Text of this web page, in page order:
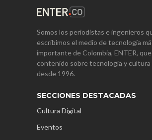
Somos los periodistas e ingenieros
escribimos el medio de tecnología
importante de Colombia, ENTER,
contenido sobre tecnología y cultura
desde 1996.
SECCIONES DESTACADAS
Cultura Digital
Eventos